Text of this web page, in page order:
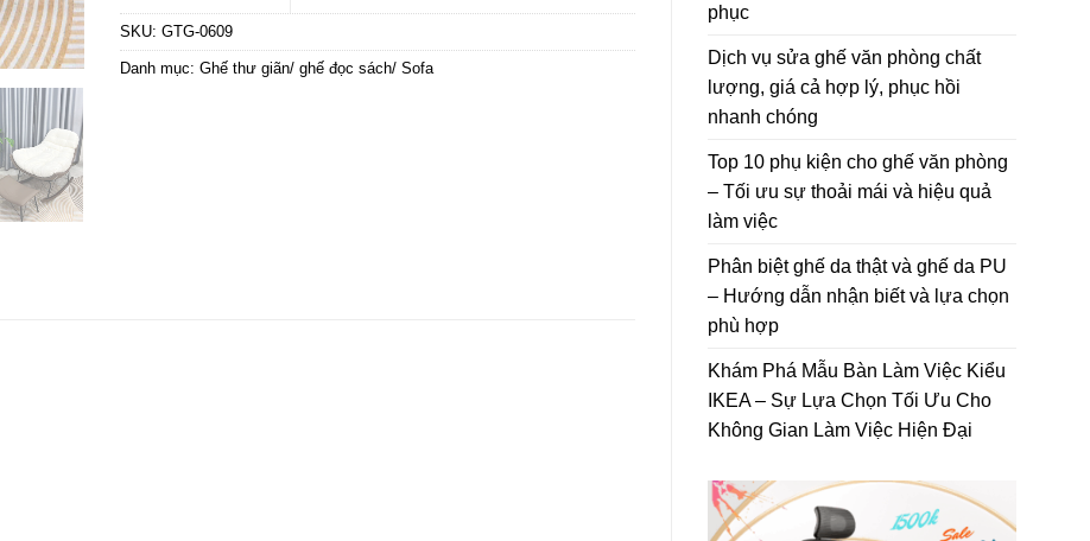
phục
Dịch vụ sửa ghế văn phòng chất
lượng, giá cả hợp lý, phục hồi
nhanh chóng
Top 10 phụ kiện cho ghế văn phòng
– Tối ưu sự thoải mái và hiệu quả
làm việc
Phân biệt ghế da thật và ghế da PU
– Hướng dẫn nhận biết và lựa chọn
phù hợp
Khám Phá Mẫu Bàn Làm Việc Kiểu
IKEA – Sự Lựa Chọn Tối Ưu Cho
Không Gian Làm Việc Hiện Đại
SKU: GTG-0609
Danh mục: Ghế thư giãn/ ghế đọc sách/ Sofa